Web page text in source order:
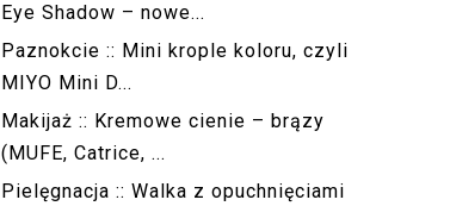
Eye Shadow – nowe...
Paznokcie :: Mini krople koloru, czyli
MIYO Mini D...
Makijaż :: Kremowe cienie – brązy
(MUFE, Catrice, ...
Pielęgnacja :: Walka z opuchnięciami